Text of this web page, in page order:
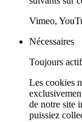
Vimeo,
Nécessaires
Toujours actif
Les cookies
de notre site
puissiez